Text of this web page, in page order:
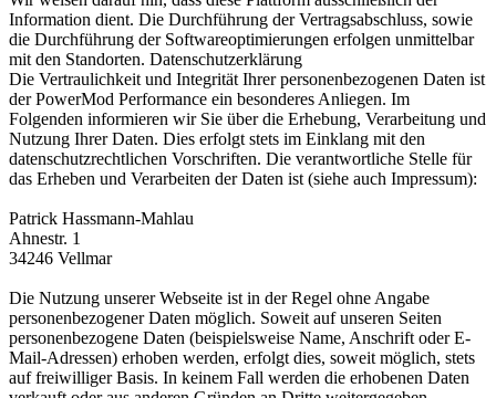
Information dient. Die Durchführung der Vertragsabschluss, sowie
die Durchführung der Softwareoptimierungen erfolgen unmittelbar
mit den Standorten. Datenschutzerklärung
Die Vertraulichkeit und Integrität Ihrer personenbezogenen Daten ist
der PowerMod Performance ein besonderes Anliegen. Im
Folgenden informieren wir Sie über die Erhebung, Verarbeitung und
Nutzung Ihrer Daten. Dies erfolgt stets im Einklang mit den
datenschutzrechtlichen Vorschriften. Die verantwortliche Stelle für
das Erheben und Verarbeiten der Daten ist (siehe auch Impressum):
Patrick Hassmann-Mahlau
Ahnestr. 1
34246 Vellmar
Die Nutzung unserer Webseite ist in der Regel ohne Angabe
personenbezogener Daten möglich. Soweit auf unseren Seiten
personenbezogene Daten (beispielsweise Name, Anschrift oder E-
Mail-Adressen) erhoben werden, erfolgt dies, soweit möglich, stets
auf freiwilliger Basis. In keinem Fall werden die erhobenen Daten